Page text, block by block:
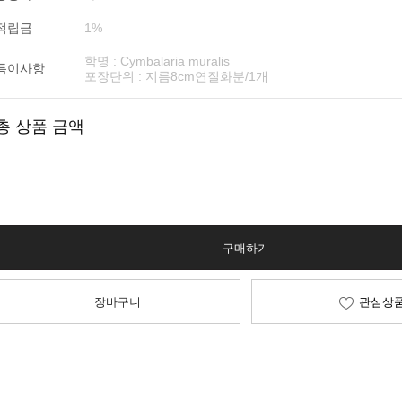
립금 1%
이사항
학명 : Cymbalaria muralis
포장단위 : 지름8cm연질화분/1개
상품 금액
구매하기
장바구니 관심상